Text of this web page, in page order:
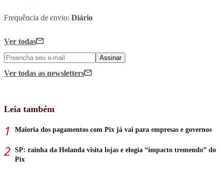
Frequência de envio: Diário
Ver todas
Assinar
Ver todas as newsletters
Leia também
Maioria dos pagamentos com Pix já vai para empresas e governos
SP: rainha da Holanda visita lojas e elogia “impacto tremendo” do
Pix